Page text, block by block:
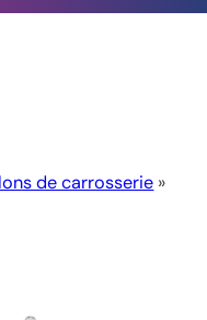
de carrosserie »